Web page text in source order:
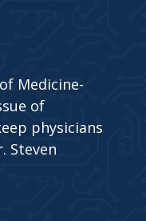
Medicine-
of
physicians
Steven